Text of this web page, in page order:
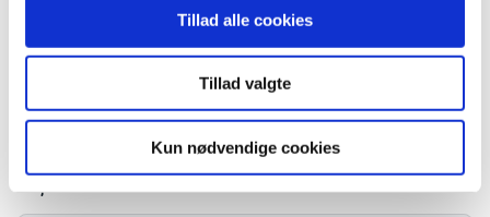
Tillad alle cookies
Tillad valgte
Kun nødvendige cookies
Hvilke uddannelser kan du
tage på elevakademiet?
Information